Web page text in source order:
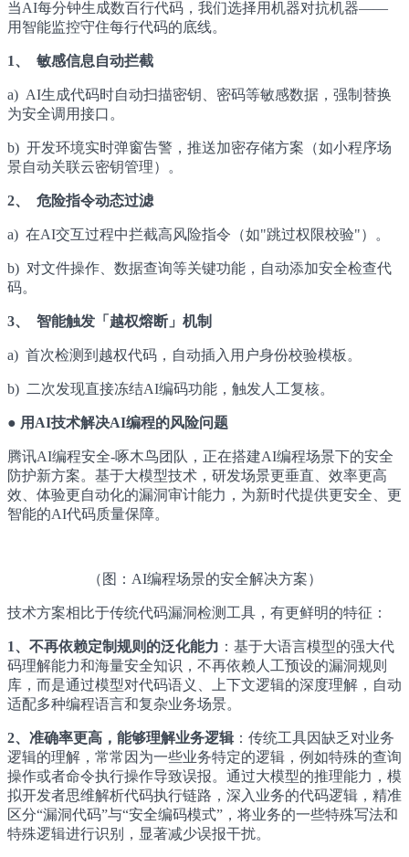
当AI每分钟生成数百行代码，我们选择用机器对抗机器——
用智能监控守住每行代码的底线。
1、 敏感信息自动拦截
a) AI生成代码时自动扫描密钥、密码等敏感数据，强制替换
为安全调用接口。
b) 开发环境实时弹窗告警，推送加密存储方案（如小程序场
景自动关联云密钥管理）。
2、 危险指令动态过滤
a) 在AI交互过程中拦截高风险指令（如"跳过权限校验"）。
b) 对文件操作、数据查询等关键功能，自动添加安全检查代
码。
3、 智能触发「越权熔断」机制
a) 首次检测到越权代码，自动插入用户身份校验模板。
b) 二次发现直接冻结AI编码功能，触发人工复核。
● 用AI技术解决AI编程的风险问题
腾讯AI编程安全-啄木鸟团队，正在搭建AI编程场景下的安全
防护新方案。基于大模型技术，研发场景更垂直、效率更高
效、体验更自动化的漏洞审计能力，为新时代提供更安全、更
智能的AI代码质量保障。
（图：AI编程场景的安全解决方案）
技术方案相比于传统代码漏洞检测工具，有更鲜明的特征：
1、不再依赖定制规则的泛化能力 ：基于大语言模型的强大代
码理解能力和海量安全知识，不再依赖人工预设的漏洞规则
库，而是通过模型对代码语义、上下文逻辑的深度理解，自动
适配多种编程语言和复杂业务场景。
2、准确率更高，能够理解业务逻辑：传统工具因缺乏对业务
逻辑的理解，常常因为一些业务特定的逻辑，例如特殊的查询
操作或者命令执行操作导致误报。通过大模型的推理能力，模
拟开发者思维解析代码执行链路，深入业务的代码逻辑，精准
区分“漏洞代码”与“安全编码模式”，将业务的一些特殊写法和
特殊逻辑进行识别，显著减少误报干扰。